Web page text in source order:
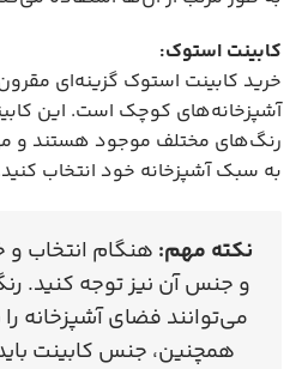
کابینت استوک:
خرید کابینت استوک گزینه‌ای
آشپزخانه‌های کوچک است. این
رنگ‌های مختلف موجود هستند و
به سبک آشپزخانه خود انتخاب
نکته مهم: هنگام انتخاب و
و جنس آن نیز توجه کنید.
می‌توانند فضای آشپزخانه
همچنین، جنس کابینت